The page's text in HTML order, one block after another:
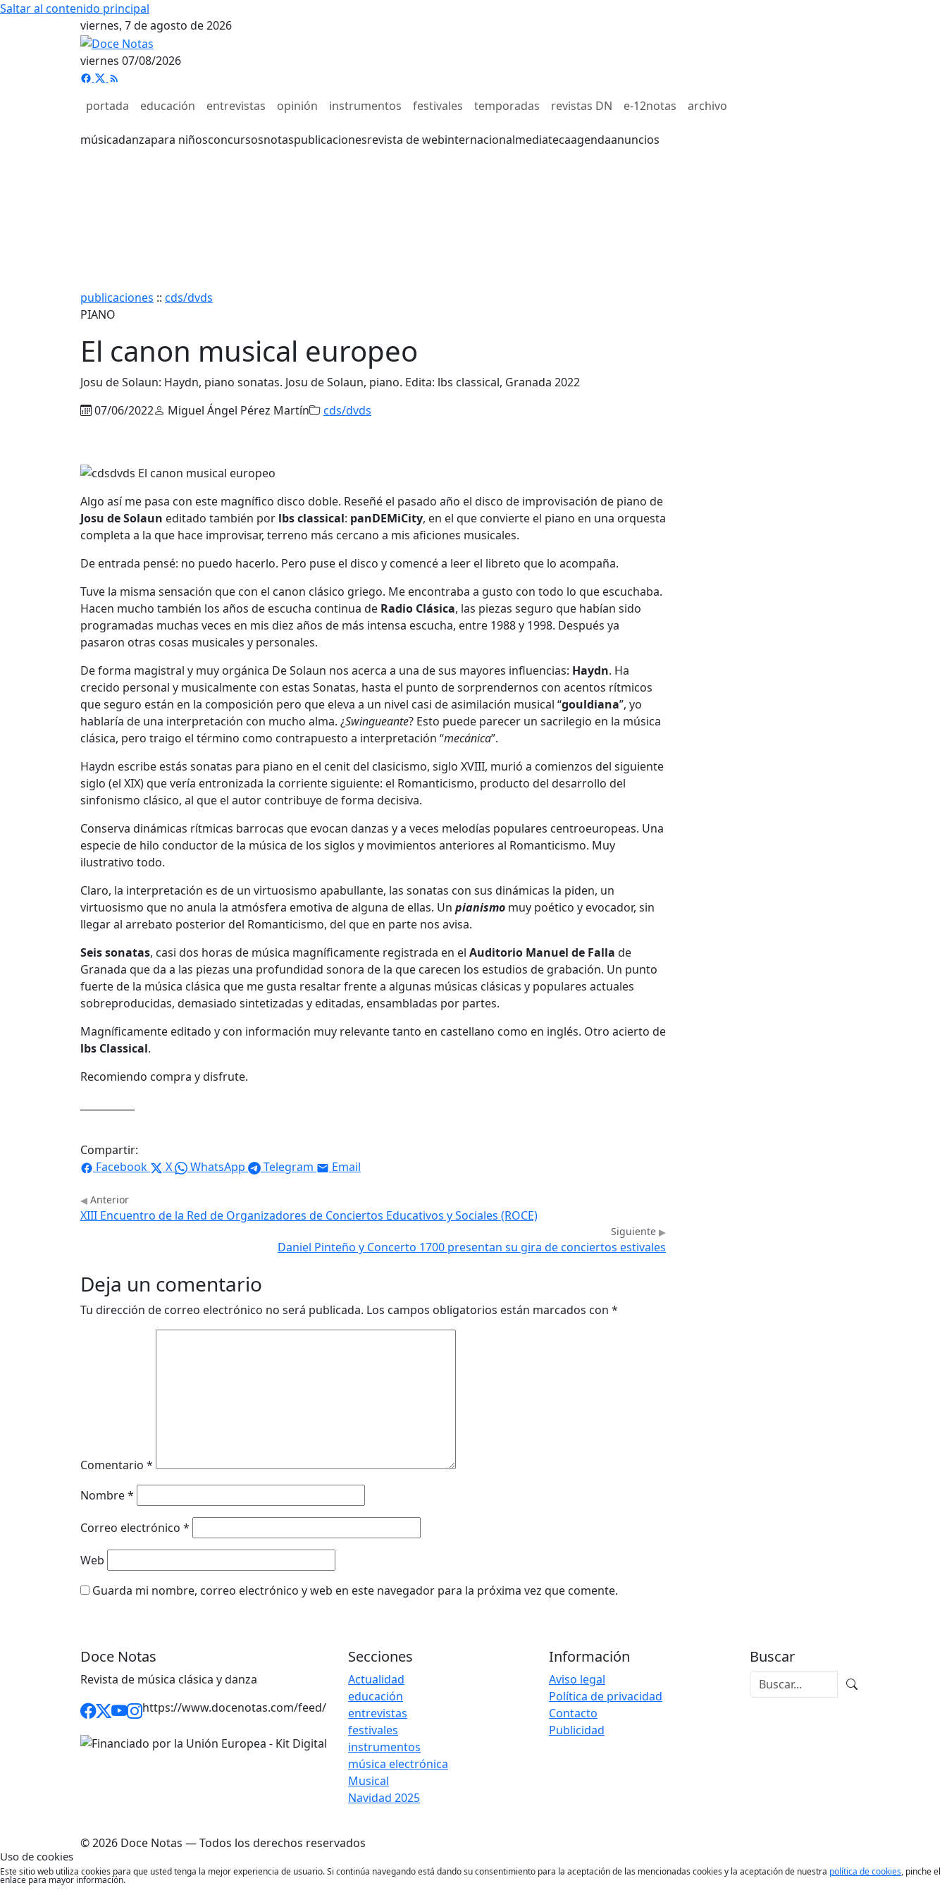
Saltar al contenido principal
viernes, 7 de agosto de 2026
viernes 07/08/2026
portada educación entrevistas opinión instrumentos festivales temporadas revistas DN e-12notas archivo
músicadanzapara niñosconcursosnotaspublicacionesrevista de webinternacionalmediatecaagendaanuncios
publicaciones :: cds/dvds
PIANO
El canon musical europeo
Josu de Solaun: Haydn, piano sonatas. Josu de Solaun, piano. Edita: lbs classical, Granada 2022
07/06/2022
Miguel Ángel Pérez Martín cds/dvds
Algo así me pasa con este magnífico disco doble. Reseñé el pasado año el disco de improvisación de piano de
Josu de Solaun editado también por lbs classical: panDEMiCity, en el que convierte el piano en una orquesta
completa a la que hace improvisar, terreno más cercano a mis aficiones musicales.
De entrada pensé: no puedo hacerlo. Pero puse el disco y comencé a leer el libreto que lo acompaña.
Tuve la misma sensación que con el canon clásico griego. Me encontraba a gusto con todo lo que escuchaba.
Hacen mucho también los años de escucha continua de Radio Clásica, las piezas seguro que habían sido
programadas muchas veces en mis diez años de más intensa escucha, entre 1988 y 1998. Después ya
pasaron otras cosas musicales y personales.
De forma magistral y muy orgánica De Solaun nos acerca a una de sus mayores influencias: Haydn. Ha
crecido personal y musicalmente con estas Sonatas, hasta el punto de sorprendernos con acentos rítmicos
que seguro están en la composición pero que eleva a un nivel casi de asimilación musical “gouldiana”, yo
hablaría de una interpretación con mucho alma. ¿Swingueante? Esto puede parecer un sacrilegio en la música
clásica, pero traigo el término como contrapuesto a interpretación “mecánica”.
Haydn escribe estás sonatas para piano en el cenit del clasicismo, siglo XVIII, murió a comienzos del siguiente
siglo (el XIX) que vería entronizada la corriente siguiente: el Romanticismo, producto del desarrollo del
sinfonismo clásico, al que el autor contribuye de forma decisiva.
Conserva dinámicas rítmicas barrocas que evocan danzas y a veces melodías populares centroeuropeas. Una
especie de hilo conductor de la música de los siglos y movimientos anteriores al Romanticismo. Muy
ilustrativo todo.
Claro, la interpretación es de un virtuosismo apabullante, las sonatas con sus dinámicas la piden, un
virtuosismo que no anula la atmósfera emotiva de alguna de ellas. Un pianismo muy poético y evocador, sin
llegar al arrebato posterior del Romanticismo, del que en parte nos avisa.
Seis sonatas, casi dos horas de música magníficamente registrada en el Auditorio Manuel de Falla de
Granada que da a las piezas una profundidad sonora de la que carecen los estudios de grabación. Un punto
fuerte de la música clásica que me gusta resaltar frente a algunas músicas clásicas y populares actuales
sobreproducidas, demasiado sintetizadas y editadas, ensambladas por partes.
Magníficamente editado y con información muy relevante tanto en castellano como en inglés. Otro acierto de
lbs Classical.
Recomiendo compra y disfrute.
Compartir:
Facebook
X WhatsApp Telegram Email
Anterior
XIII Encuentro de la Red de Organizadores de Conciertos Educativos y Sociales (ROCE)
Siguiente
Daniel Pinteño y Concerto 1700 presentan su gira de conciertos estivales
Deja un comentario
Tu dirección de correo electrónico no será publicada. Los campos obligatorios están marcados con *
Comentario *
Nombre*
Correo electrónico *
Web
Guarda mi nombre, correo electrónico y web en este navegador para la próxima vez que comente.
Doce Notas
Revista de música clásica y danza
https://www.docenotas.com/feed/
Secciones
Actualidad
educación
entrevistas
festivales
instrumentos
música electrónica
Musical
Navidad 2025
Información
Aviso legal
Política de privacidad
Contacto
Publicidad
Buscar
© 2026 Doce Notas — Todos los derechos reservados
Uso de cookies
Este sitio web utiliza cookies para que usted tenga la mejor experiencia de usuario. Si continúa navegando está dando su consentimiento para la aceptación de las mencionadas cookies y la aceptación de nuestra política de cookies, pinche el
enlace para mayor información.